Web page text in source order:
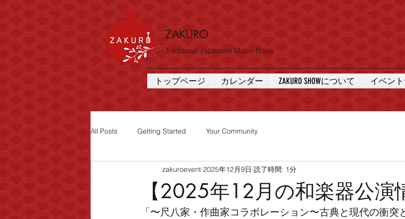
ZAKURO
Traditional Japanese Music Show
トップページ カレンダー ZAKURO SHOWについて イベン
All Posts Getting Started Your Community
【2025年12月の和楽器公演
zakuroevent 2025年12月9日 読了時間: 1分
「〜尺八家・作曲家コラボレーション〜古典と現代の衝突